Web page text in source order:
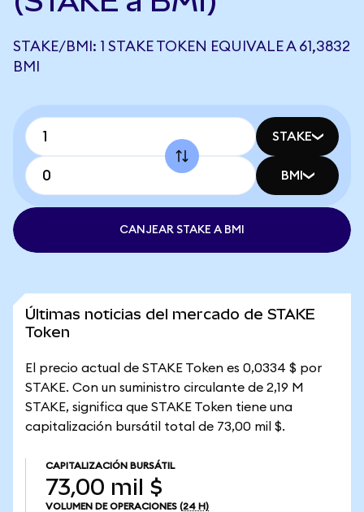
STAKE/BMI: 1 STAKE TOKEN EQUIVALE A 61,3832
BMI
STAKE
BMI
CANJEAR STAKE A BMI
Últimas noticias del mercado de STAKE
Token
El precio actual de STAKE Token es 0,0334 $ por
STAKE. Con un suministro circulante de 2,19 M
STAKE, significa que STAKE Token tiene una
capitalización bursátil total de 73,00 mil $.
CAPITALIZACIÓN BURSÁTIL
73,00 mil $
VOLUMEN DE OPERACIONES (24 H)